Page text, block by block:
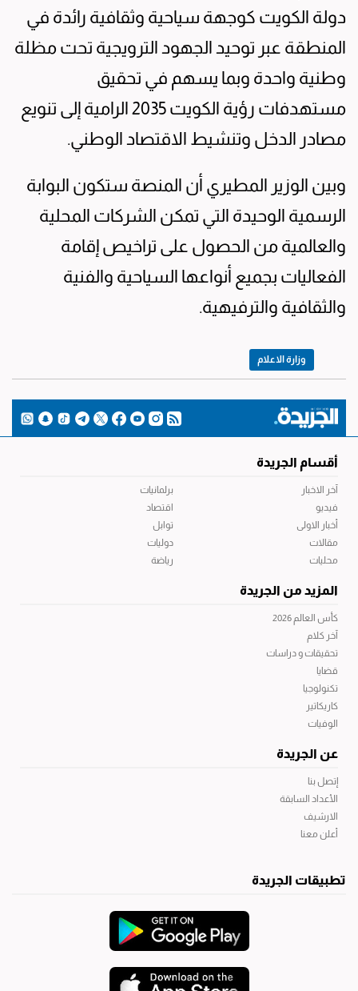
دولة الكويت كوجهة سياحية وثقافية رائدة في
المنطقة عبر توحيد الجهود الترويجية تحت مظلة
وطنية واحدة وبما يسهم في تحقيق
مستهدفات رؤية الكويت 2035 الرامية إلى تنويع
مصادر الدخل وتنشيط الاقتصاد الوطني.
وبين الوزير المطيري أن المنصة ستكون البوابة
الرسمية الوحيدة التي تمكن الشركات المحلية
والعالمية من الحصول على تراخيص إقامة
الفعاليات بجميع أنواعها السياحية والفنية
والثقافية والترفيهية.
وزارة الاعلام
أقسام الجريدة
آخر الاخبار
فيديو
أخبار الاولى
مقالات
محليات
برلمانيات
اقتصاد
توابل
دوليات
رياضة
المزيد من الجريدة
كأس العالم 2026
آخر كلام
تحقيقات و دراسات
قضايا
تكنولوجيا
كاريكاتير
الوفيات
عن الجريدة
إتصل بنا
الأعداد السابقة
الارشيف
أعلن معنا
تطبيقات الجريدة